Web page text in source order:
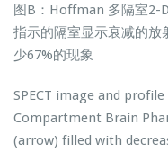
图B：Hoffman 多隔室2-
指示的隔室显示衰减的放
少67%的现象
SPECT image and
Compartment Brain
(arrow) filled with